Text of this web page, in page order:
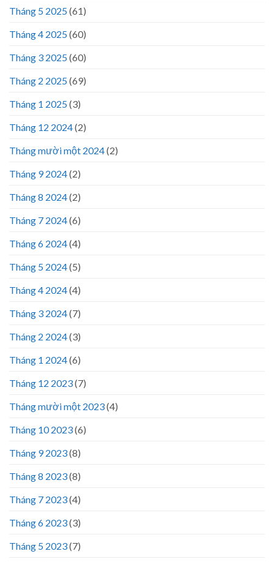
Tháng 5 2025(61)
Tháng 4 2025(60)
Tháng 3 2025(60)
Tháng 2 2025(69)
Tháng 1 2025(3)
Tháng 12 2024(2)
Tháng mười một 2024(2)
Tháng 9 2024(2)
Tháng 8 2024(2)
Tháng 7 2024(6)
Tháng 6 2024(4)
Tháng 5 2024(5)
Tháng 4 2024(4)
Tháng 3 2024(7)
Tháng 2 2024(3)
Tháng 1 2024(6)
Tháng 12 2023(7)
Tháng mười một 2023(4)
Tháng 10 2023(6)
Tháng 9 2023(8)
Tháng 8 2023(8)
Tháng 7 2023(4)
Tháng 6 2023(3)
Tháng 5 2023(7)